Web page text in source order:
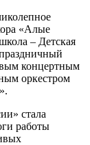
«Алые
– Детская
концертным
оркестром
стала
работы